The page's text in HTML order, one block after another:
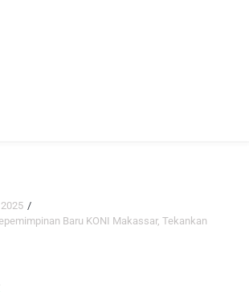
2025
Baru KONI Makassar, Tekankan